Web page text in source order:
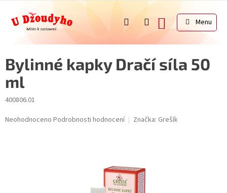
obsah
NÁKUPNÍ
KOŠÍK
Bylinné kapky Dračí síla 50
ml
400806.01
Průměrné
Neohodnoceno Podrobnosti hodnocení Značka: Grešík